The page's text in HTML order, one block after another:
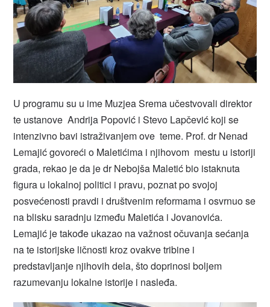
U programu su u ime Muzjea Srema učestvovali direktor
te ustanove Andrija Popović i Stevo Lapčević koji se
intenzivno bavi istraživanjem ove teme. Prof. dr Nenad
Lemajić govoreći o Maletićima i njihovom mestu u istoriji
grada, rekao je da je dr Nebojša Maletić bio istaknuta
figura u lokalnoj politici i pravu, poznat po svojoj
posvećenosti pravdi i društvenim reformama i osvrnuo se
na blisku saradnju između Maletića i Jovanovića.
Lemajić je takođe ukazao na važnost očuvanja sećanja
na te istorijske ličnosti kroz ovakve tribine i
predstavljanje njihovih dela, što doprinosi boljem
razumevanju lokalne istorije i nasleđa.